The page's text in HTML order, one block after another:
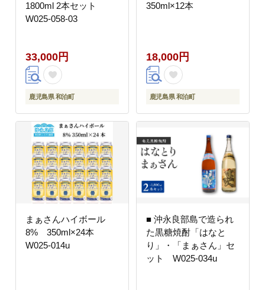
1800ml 2本セット
W025-058-03
33,000円
鹿児島県 和泊町
350ml×12本
18,000円
鹿児島県 和泊町
まぁさんハイボール
8% 350ml×24本
W025-014u
■ 沖永良部島で造られ
た黒糖焼酎「はなと
り」・「まぁさん」セ
ット W025-034u